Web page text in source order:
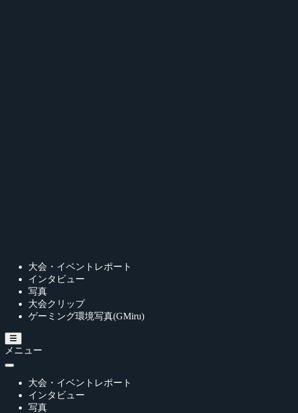
大会・イベントレポート
インタビュー
写真
大会クリップ
ゲーミング環境写真(GMiru)
メニュー
大会・イベントレポート
インタビュー
写真